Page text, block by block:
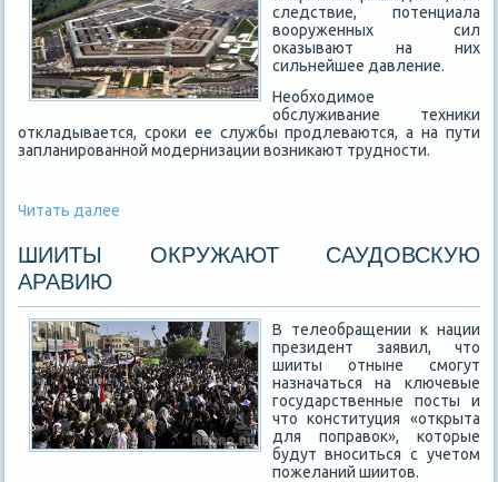
следствие, потенциала
вооруженных сил
оказывают на них
сильнейшее давление.
Необходимое
обслуживание техники
откладывается, сроки ее службы продлеваются, а на пути
запланированной модернизации возникают трудности.
Читать далее
ШИИТЫ ОКРУЖАЮТ САУДОВСКУЮ
АРАВИЮ
В телеобращении к нации
президент заявил, что
шииты отныне смогут
назначаться на ключевые
государственные посты и
что конституция «открыта
для поправок», которые
будут вноситься с учетом
пожеланий шиитов.